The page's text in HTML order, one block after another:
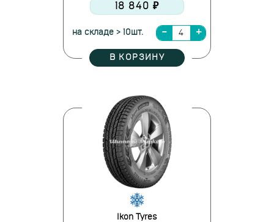
18 840 ₽
на складе > 10шт.
В КОРЗИНУ
Ikon Tyres